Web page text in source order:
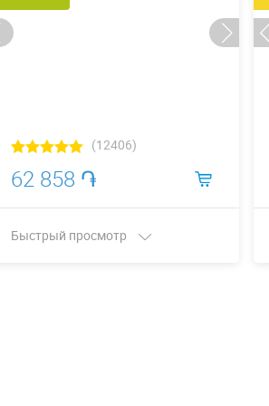
(12406)
62 858 ֏
Быстрый просмотр